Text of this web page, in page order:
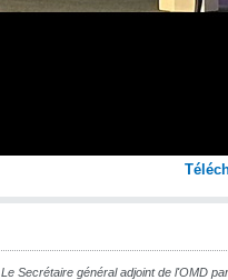
Le Secrétaire général adjoint de l'OMD